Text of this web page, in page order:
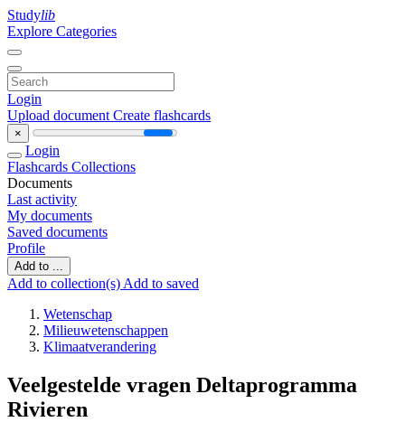
Studylib
Explore Categories
Login
Upload document Create flashcards
×
Login
Flashcards Collections
Documents
Last activity
My documents
Saved documents
Profile
Add to ...
Add to collection(s) Add to saved
Wetenschap
Milieuwetenschappen
Klimaatverandering
Veelgestelde vragen Deltaprogramma
Rivieren